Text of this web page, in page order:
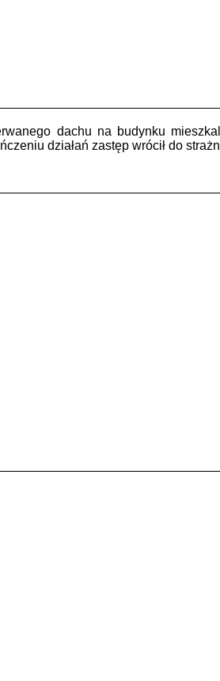
dachu na budynku
działań zastęp wrócił do